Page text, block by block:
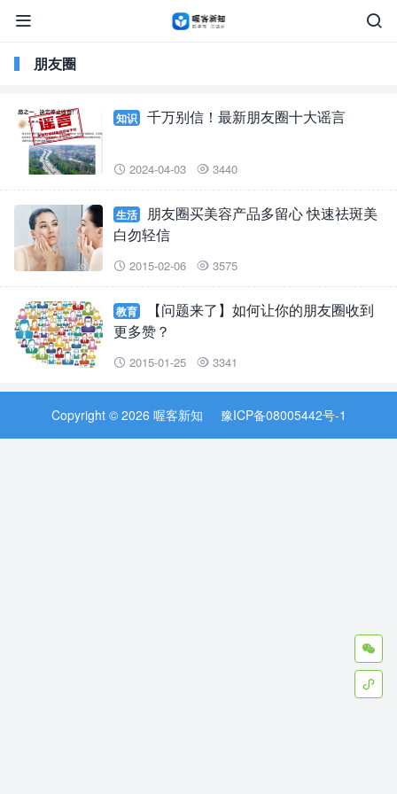


朋友圈
知识 千万别信！最新朋友圈十大谣言
 2024-04-03  3440
生活
朋友圈买美容产品多留心 快速祛斑美
白勿轻信
 2015-02-06  3575
教育
【问题来了】如何让你的朋友圈收到
更多赞？
 2015-01-25  3341


Copyright © 2026 喔客新知 豫ICP备08005442号-1